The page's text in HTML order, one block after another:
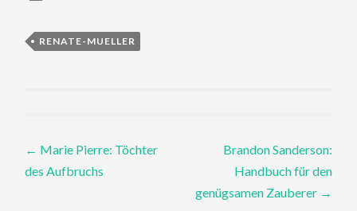
RENATE-MUELLER
Post
navigation
← Marie Pierre: Töchter
des Aufbruchs
Brandon Sanderson:
Handbuch für den
genügsamen Zauberer →